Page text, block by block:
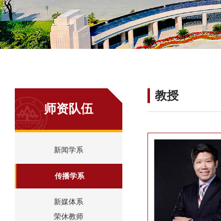
师资队伍
新闻学系
传播学系
新媒体系
荣休教师
教授